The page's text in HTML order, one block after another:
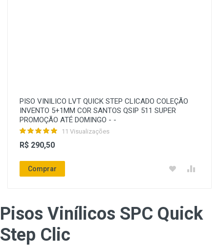
PISO VINILICO LVT QUICK STEP CLICADO COLEÇÃO
INVENTO 5+1MM COR SANTOS QSIP 511 SUPER
PROMOÇÃO ATÉ DOMINGO - -
11 Visualizações
R$ 290,50
Comprar
Pisos Vinílicos SPC Quick
Step Clic